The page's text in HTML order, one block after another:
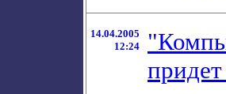
14.04.2005
12:24